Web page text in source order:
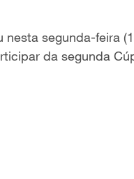
segunda-feira
da segunda